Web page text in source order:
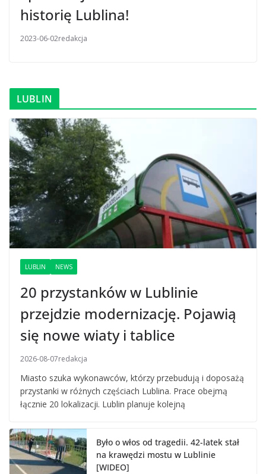
historię Lublina!
2023-06-02redakcja
LUBLIN
LUBLIN NEWS
20 przystanków w Lublinie
przejdzie modernizację. Pojawią
się nowe wiaty i tablice
2026-08-07redakcja
Miasto szuka wykonawców, którzy przebudują i doposażą
przystanki w różnych częściach Lublina. Prace obejmą
łącznie 20 lokalizacji. Lublin planuje kolejną
Było o włos od tragedii. 42-latek stał
na krawędzi mostu w Lublinie
[WIDEO]